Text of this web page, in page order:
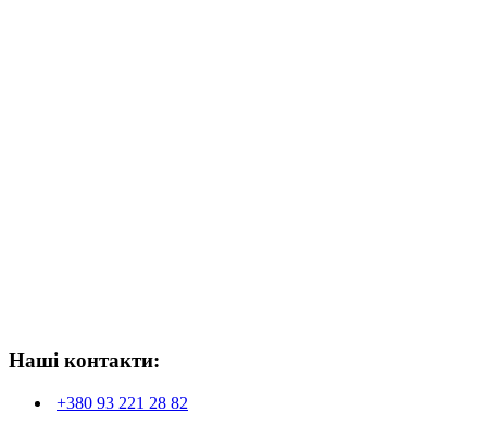
Наші контакти:
+380 93 221 28 82